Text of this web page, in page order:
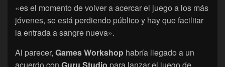
«es el momento de volver a acercar el juego a los más
jóvenes, se está perdiendo público y hay que facilitar
la entrada a sangre nueva».
Al parecer, Games Workshop habría llegado a un